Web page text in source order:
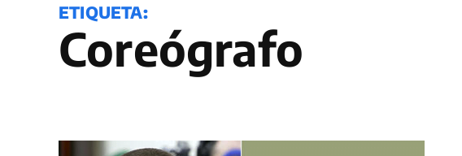
ETIQUETA:
Coreógrafo